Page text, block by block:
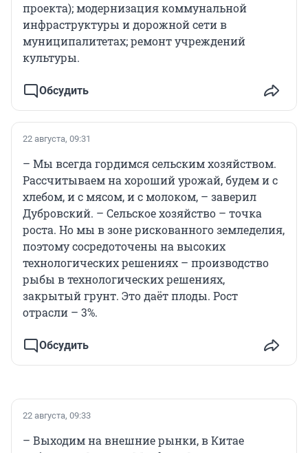
проекта); модернизация коммунальной
инфраструктуры и дорожной сети в
муниципалитетах; ремонт учреждений
культуры.
Обсудить
22 августа, 09:31
– Мы всегда гордимся сельским хозяйством.
Рассчитываем на хороший урожай, будем и с
хлебом, и с мясом, и с молоком, – заверил
Дубровский. – Сельское хозяйство – точка
роста. Но мы в зоне рискованного земледелия,
поэтому сосредоточены на высоких
технологических решениях – производство
рыбы в технологических решениях,
закрытый грунт. Это даёт плоды. Рост
отрасли – 3%.
Обсудить
22 августа, 09:33
– Выходим на внешние рынки, в Китае